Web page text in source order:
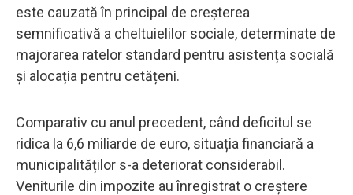
este cauzată în principal de creșterea
semnificativă a cheltuielilor sociale, determinate de
majorarea ratelor standard pentru asistența socială
și alocația pentru cetățeni.
Comparativ cu anul precedent, când deficitul se
ridica la 6,6 miliarde de euro, situația financiară a
municipalităților s-a deteriorat considerabil.
Veniturile din impozite au înregistrat o creștere